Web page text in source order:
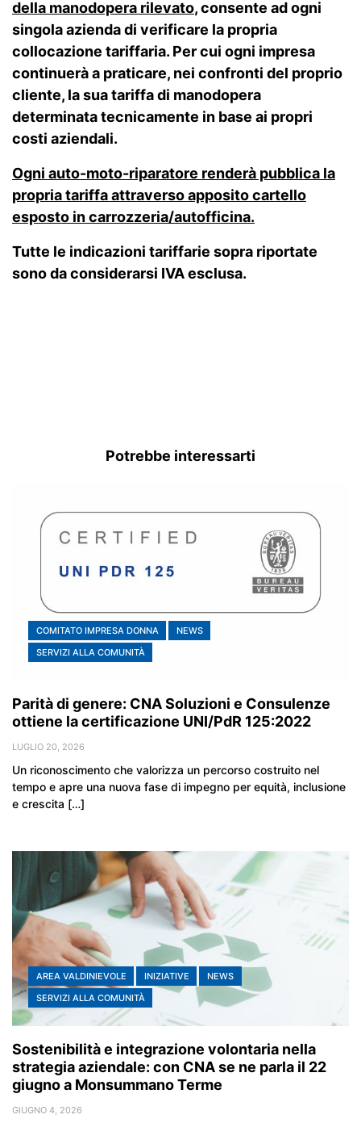
della manodopera rilevato, consente ad ogni
singola azienda di verificare la propria
collocazione tariffaria. Per cui ogni impresa
continuerà a praticare, nei confronti del proprio
cliente, la sua tariffa di manodopera
determinata tecnicamente in base ai propri
costi aziendali.
Ogni auto-moto-riparatore renderà pubblica la
propria tariffa attraverso apposito cartello
esposto in carrozzeria/autofficina.
Tutte le indicazioni tariffarie sopra riportate
sono da considerarsi IVA esclusa.
Potrebbe interessarti
COMITATO IMPRESA DONNA
NEWS
SERVIZI ALLA COMUNITÀ
Parità di genere: CNA Soluzioni e Consulenze
ottiene la certificazione UNI/PdR 125:2022
LUGLIO 20, 2026
Un riconoscimento che valorizza un percorso costruito nel
tempo e apre una nuova fase di impegno per equità, inclusione
e crescita […]
AREA VALDINIEVOLE INIZIATIVE
NEWS
SERVIZI ALLA COMUNITÀ
Sostenibilità e integrazione volontaria nella
strategia aziendale: con CNA se ne parla il 22
giugno a Monsummano Terme
GIUGNO 4, 2026